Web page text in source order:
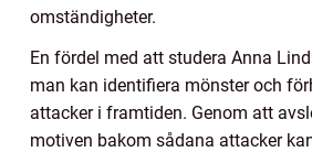
omständigheter.
En fördel med att studera Anna
man kan identifiera mönster och
attacker i framtiden. Genom att
motiven bakom sådana attacker